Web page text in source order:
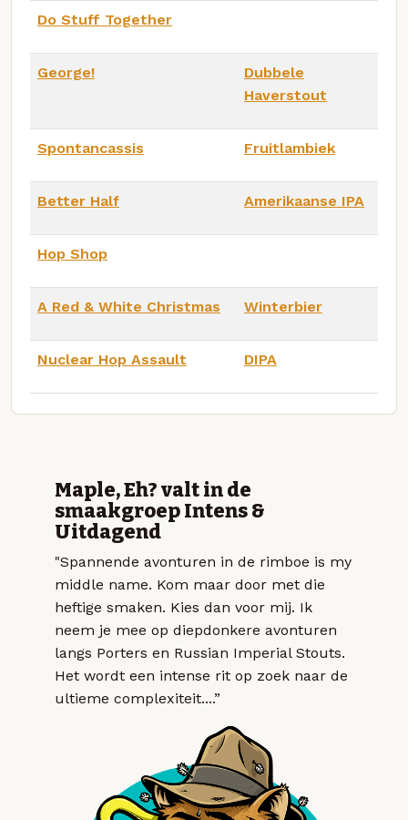
Do Stuff Together
George!
Dubbele
Haverstout
Spontancassis Fruitlambiek
Better Half Amerikaanse IPA
Hop Shop
A Red & White Christmas Winterbier
Nuclear Hop Assault DIPA
Maple, Eh? valt in de
smaakgroep Intens &
Uitdagend
"Spannende avonturen in de rimboe is my
middle name. Kom maar door met die
heftige smaken. Kies dan voor mij. Ik
neem je mee op diepdonkere avonturen
langs Porters en Russian Imperial Stouts.
Het wordt een intense rit op zoek naar de
ultieme complexiteit....”